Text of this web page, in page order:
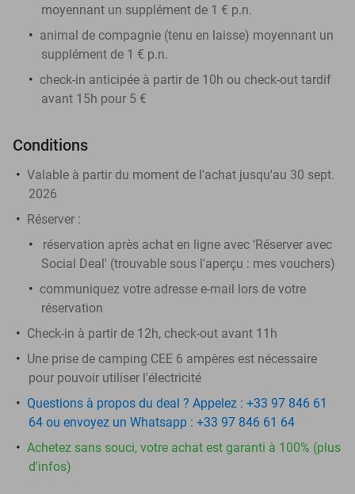
moyennant un supplément de 1 € p.n.
animal de compagnie (tenu en laisse) moyennant un
supplément de 1 € p.n.
check-in anticipée à partir de 10h ou check-out tardif
avant 15h pour 5 €
Conditions
Valable à partir du moment de l'achat jusqu'au 30 sept.
2026
Réserver :
réservation après achat en ligne avec ‘Réserver avec
Social Deal' (trouvable sous l'aperçu : mes vouchers)
communiquez votre adresse e-mail lors de votre
réservation
Check-in à partir de 12h, check-out avant 11h
Une prise de camping CEE 6 ampères est nécessaire
pour pouvoir utiliser l'électricité
Questions à propos du deal ? Appelez : +33 97 846 61
64 ou envoyez un Whatsapp : +33 97 846 61 64
Achetez sans souci, votre achat est garanti à 100% (plus
d'infos)